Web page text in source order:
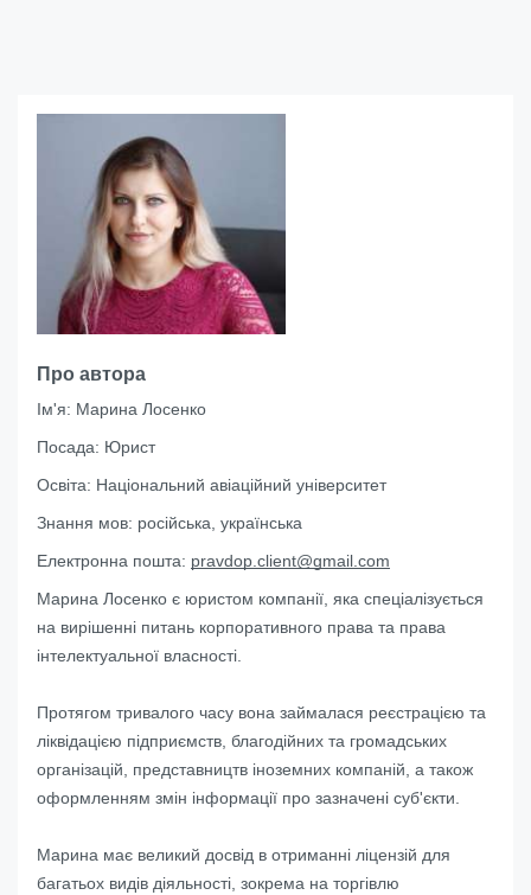
Про автора
Ім'я: Марина Лосенко
Посада: Юрист
Освіта: Національний авіаційний університет
Знання мов: російська, українська
Електронна пошта: pravdop.client@gmail.com
Марина Лосенко є юристом компанії, яка спеціалізується
на вирішенні питань корпоративного права та права
інтелектуальної власності.
Протягом тривалого часу вона займалася реєстрацією та
ліквідацією підприємств, благодійних та громадських
організацій, представництв іноземних компаній, а також
оформленням змін інформації про зазначені суб'єкти.
Марина має великий досвід в отриманні ліцензій для
багатьох видів діяльності, зокрема на торгівлю